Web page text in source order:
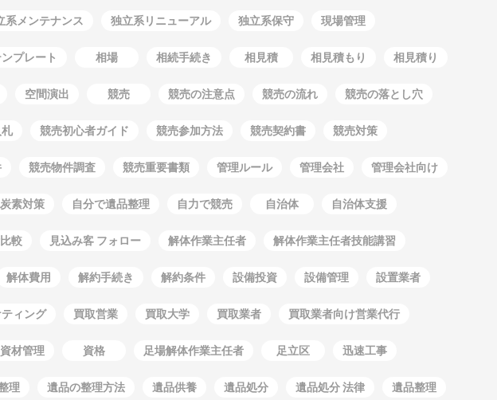
系メンテナンス 独立系リニューアル 独立系保守 現場管理
プレート 相場 相続手続き 相見積 相見積もり 相見積り
空間演出 競売 競売の注意点 競売の流れ 競売の落とし穴
競売初心者ガイド 競売参加方法 競売契約書 競売対策
競売物件調査 競売重要書類 管理ルール 管理会社 管理会社向け
素対策 自分で遺品整理 自力で競売 自治体 自治体支援
較 見込み客 フォロー 解体作業主任者 解体作業主任者技能講習
解体費用 解約手続き 解約条件 設備投資 設備管理 設置業者
ィング 買取営業 買取大学 買取業者 買取業者向け営業代行
資材管理 資格 足場解体作業主任者 足立区 迅速工事
理 遺品の整理方法 遺品供養 遺品処分 遺品処分 法律 遺品整理